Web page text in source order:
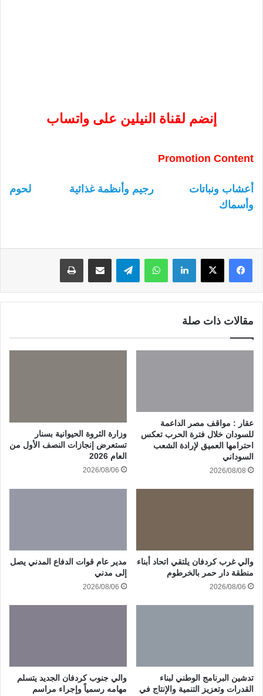
إنضم لقناة النيلين على واتساب
Promotion Content
أعشاب ونباتات رجيم وأنظمة غذائية
لحوم
وأسماك
لينكدإن واتساب
مقالات ذات صلة
عقار : مواقف مصر الداعمة
للسودان خلال فترة الحرب تعكس
احترامها العميق لإرادة الشعب
السوداني
2026/08/08
وزارة الثروة الحيوانية بسنار
تستعرض إنجازات النصف الأول من
العام 2026
2026/08/06
والي غرب كردفان يلتقي اتحاد أبناء
منطقة دار حمر بالخرطوم
2026/08/06
مدير عام قوات الدفاع المدني يصل
إلى مدني
2026/08/06
تدشين البرنامج الوطني لبناء
القدرات وتعزيز التنمية والإنتاج في
والي جنوب كردفان الجديد يتسلم
مهامه رسمياً وإجراء مراسم